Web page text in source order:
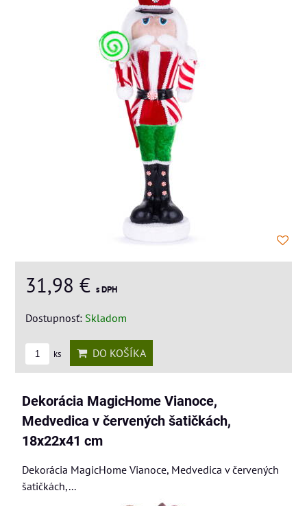
31,98 € s DPH
Dostupnosť: Skladom
ks DO KOŠÍKA
Dekorácia MagicHome Vianoce,
Medvedica v červených šatičkách,
18x22x41 cm
Dekorácia MagicHome Vianoce, Medvedica v červených
šatičkách,...